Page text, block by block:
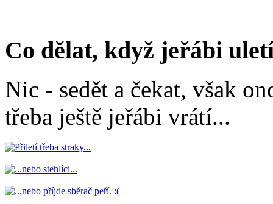
Co dělat, když jeřábi
Nic - sedět a čekat, však
třeba ještě jeřábi vrátí...